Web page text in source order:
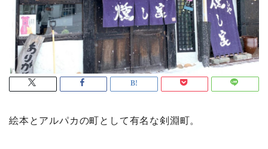
絵本とアルパカの町として有名な剣淵町。